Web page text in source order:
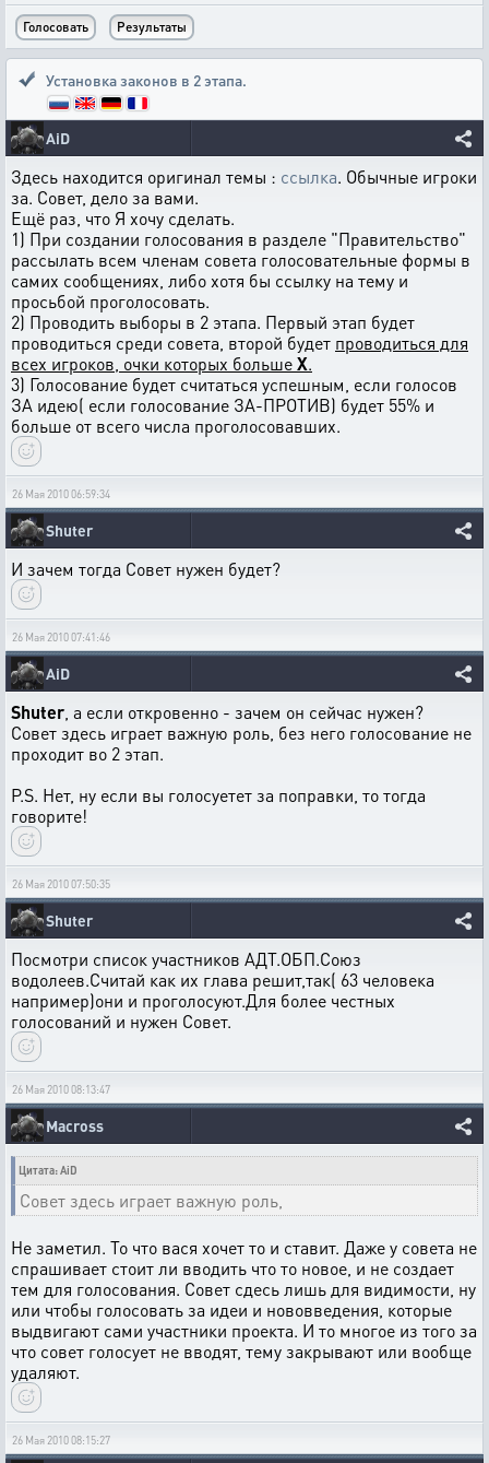
Установка законов в 2 этапа.
AiD
Здесь находится оригинал темы : ссылка. Обычные игроки
за. Совет, дело за вами.
Ещё раз, что Я хочу сделать.
1) При создании голосования в разделе "Правительство"
рассылать всем членам совета голосовательные формы в
самих сообщениях, либо хотя бы ссылку на тему и
просьбой проголосовать.
2) Проводить выборы в 2 этапа. Первый этап будет
проводиться среди совета, второй будет проводиться для
всех игроков, очки которых большеХ.
3) Голосование будет считаться успешным, если голосов
ЗА идею( если голосование ЗА-ПРОТИВ) будет 55% и
больше от всего числа проголосовавших.
26 Мая 2010 06:59:34
Shuter
И зачем тогда Совет нужен будет?
26 Мая 2010 07:41:46
AiD
Shuter , а если откровенно - зачем он сейчас нужен?
Совет здесь играет важную роль, без него голосование не
проходит во 2 этап.
P.S. Нет, ну если вы голосуетет за поправки, то тогда
говорите!
26 Мая 2010 07:50:35
Shuter
Посмотри список участников АДТ.ОБП.Союз
водолеев.Считай как их глава решит,так( 63 человека
например)они и проголосуют.Для более честных
голосований и нужен Совет.
26 Мая 2010 08:13:47
Macross
Цитата: AiD
Совет здесь играет важную роль,
Не заметил. То что вася хочет то и ставит. Даже у совета не
спрашивает стоит ли вводить что то новое, и не создает
тем для голосования. Совет сдесь лишь для видимости, ну
или чтобы голосовать за идеи и нововведения, которые
выдвигают сами участники проекта. И то многое из того за
что совет голосует не вводят, тему закрывают или вообще
удаляют.
26 Мая 2010 08:15:27